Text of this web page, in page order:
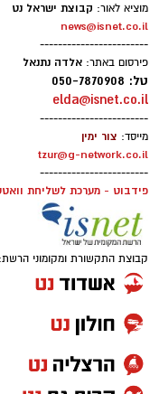
מועצה מקומית גן
ביום
מוציא לאור: קבוצת ישראל נט
news@isnet.co.il
------------------------
פירסום באתר: אלדה נתנאל
טל: 050-7870908
elda@isnet.co.il
------------------------
מייסד: צור ימין
tzur@g-network.co.il
------------------------
פידבוט - מערכת לשליחת
קבוצת התקשורת ומקומוני הרשת: